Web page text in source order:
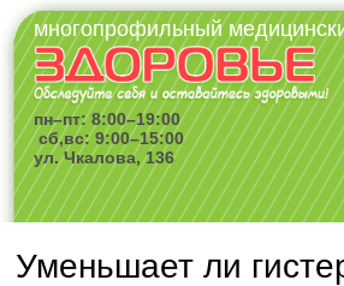
многопрофильный
пн–пт: 8:00–19:00
сб,вс: 9:00–15:00
ул. Чкалова, 136
Уменьшает ли